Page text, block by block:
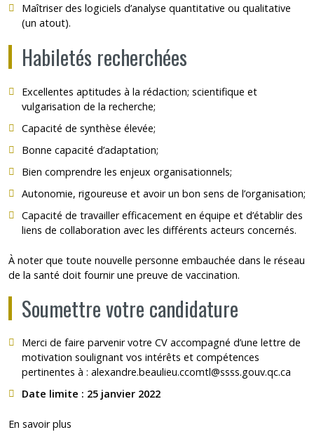
Maîtriser des logiciels d’analyse quantitative ou qualitative
(un atout).
Habiletés recherchées
Excellentes aptitudes à la rédaction; scientifique et
vulgarisation de la recherche;
Capacité de synthèse élevée;
Bonne capacité d’adaptation;
Bien comprendre les enjeux organisationnels;
Autonomie, rigoureuse et avoir un bon sens de l’organisation;
Capacité de travailler efficacement en équipe et d’établir des
liens de collaboration avec les différents acteurs concernés.
À noter que toute nouvelle personne embauchée dans le réseau
de la santé doit fournir une preuve de vaccination.
Soumettre votre candidature
Merci de faire parvenir votre CV accompagné d’une lettre de
motivation soulignant vos intérêts et compétences
pertinentes à : alexandre.beaulieu.ccomtl@ssss.gouv.qc.ca
Date limite : 25 janvier 2022
En savoir plus